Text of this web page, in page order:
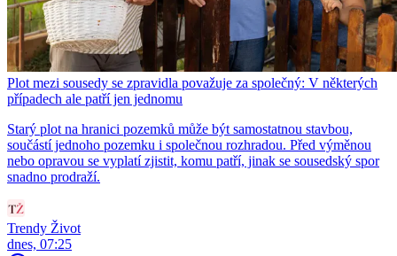
Plot mezi sousedy se zpravidla považuje za společný: V některých
případech ale patří jen jednomu
Starý plot na hranici pozemků může být samostatnou stavbou,
součástí jednoho pozemku i společnou rozhradou. Před výměnou
nebo opravou se vyplatí zjistit, komu patří, jinak se sousedský spor
snadno prodraží.
Trendy Život
dnes, 07:25